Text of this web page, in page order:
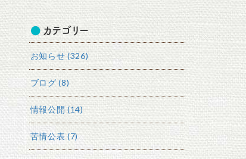
カテゴリー
お知らせ (326)
ブログ (8)
情報公開 (14)
苦情公表 (7)